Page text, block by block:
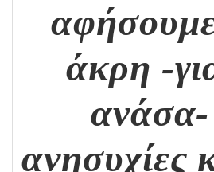
άκρη -
ανάσα-
ανησυχίες